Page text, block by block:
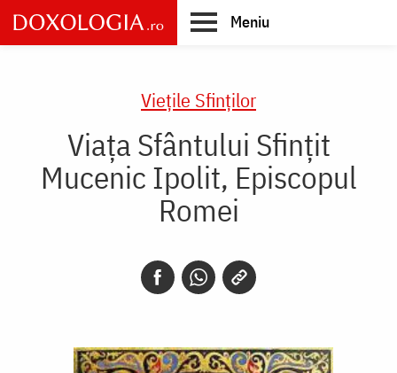
Skip
to
main
Meniu
Vieţile Sfinţilor
Viața Sfântului Sfințit
Mucenic Ipolit, Episcopul
Romei